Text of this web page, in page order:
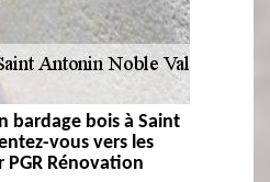
bardage bois à Saint
vous vers les
Rénovation